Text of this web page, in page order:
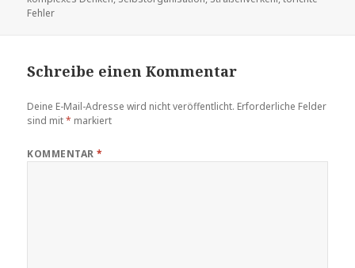
Fehler
Schreibe einen Kommentar
Deine E-Mail-Adresse wird nicht veröffentlicht. Erforderliche Felder
sind mit* markiert
KOMMENTAR*